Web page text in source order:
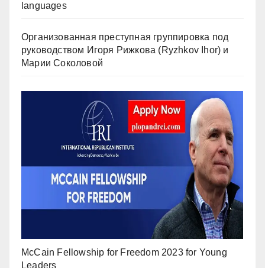
languages
Организованная преступная группировка под
руководством Игоря Рижкова (Ryzhkov Ihor) и
Марии Соколовой
McCain Fellowship for Freedom 2023 for Young
Leaders